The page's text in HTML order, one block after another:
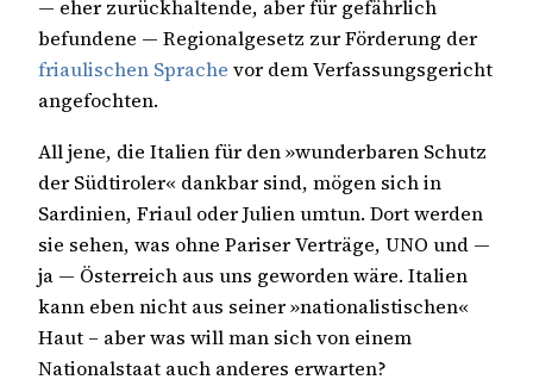
— eher zurückhaltende, aber für gefährlich
befundene — Regionalgesetz zur Förderung der
friaulischen Sprache vor dem Verfassungsgericht
angefochten.
All jene, die Italien für den »wunderbaren Schutz
der Südtiroler« dankbar sind, mögen sich in
Sardinien, Friaul oder Julien umtun. Dort werden
sie sehen, was ohne Pariser Verträge, UNO und —
ja — Österreich aus uns geworden wäre. Italien
kann eben nicht aus seiner »nationalistischen«
Haut – aber was will man sich von einem
Nationalstaat auch anderes erwarten?